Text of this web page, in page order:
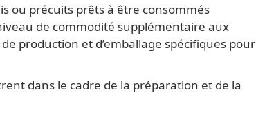
ou précuits prêts à être consommés
de commodité supplémentaire aux
production et d’emballage spécifiques pour
dans le cadre de la préparation et de la